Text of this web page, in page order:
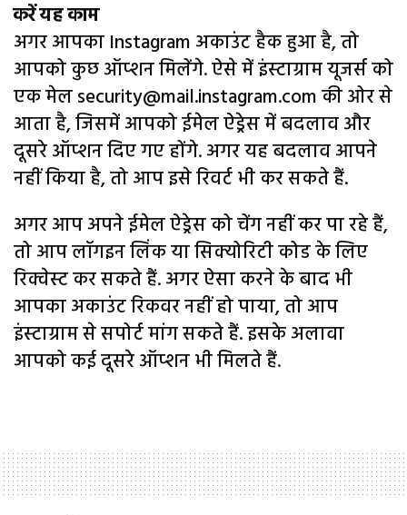
करें यह काम
अगर आपका Instagram अकाउंट हैक हुआ है, तो
आपको कुछ ऑप्शन मिलेंगे. ऐसे में इंस्टाग्राम यूजर्स को
एक मेल security@mail.instagram.com की ओर से
आता है, जिसमें आपको ईमेल ऐड्रेस में बदलाव और
दूसरे ऑप्शन दिए गए होंगे. अगर यह बदलाव आपने
नहीं किया है, तो आप इसे रिवर्ट भी कर सकते हैं.
अगर आप अपने ईमेल ऐड्रेस को चेंग नहीं कर पा रहे हैं,
तो आप लॉगइन लिंक या सिक्योरिटी कोड के लिए
रिक्वेस्ट कर सकते हैं. अगर ऐसा करने के बाद भी
आपका अकाउंट रिकवर नहीं हो पाया, तो आप
इंस्टाग्राम से सपोर्ट मांग सकते हैं. इसके अलावा
आपको कई दूसरे ऑप्शन भी मिलते हैं.